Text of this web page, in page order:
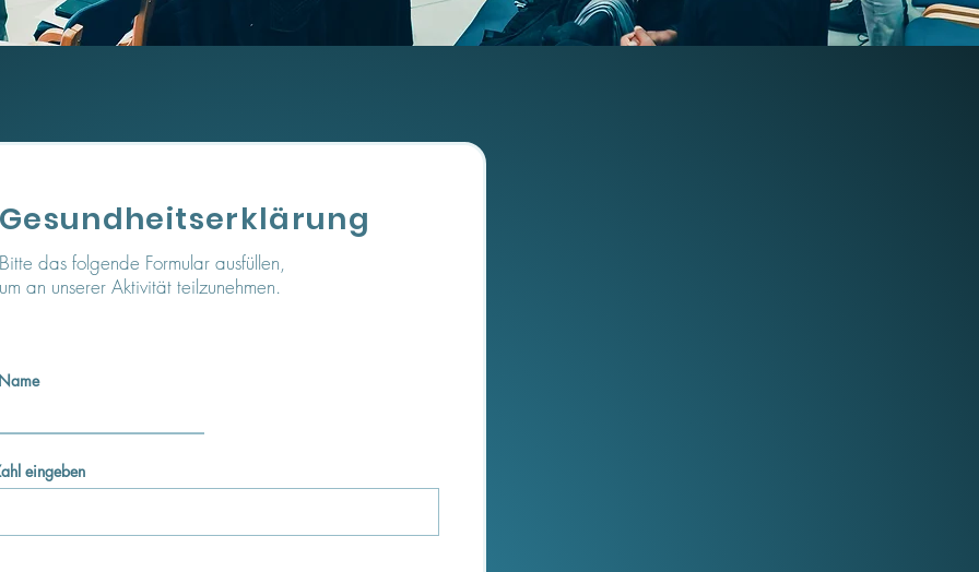
Gesundheitserklärung
Bitte das folgende Formular ausfüllen,
um an unserer Aktivität teilzunehmen.
eingeben